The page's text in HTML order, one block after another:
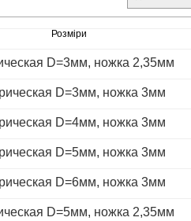
Розміри
D=3мм, ножка 2,35мм
D=3мм, ножка 3мм
D=4мм, ножка 3мм
D=5мм, ножка 3мм
D=6мм, ножка 3мм
D=5мм, ножка 2,35мм